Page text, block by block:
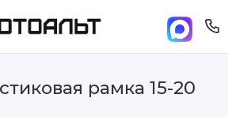
рамка 15-20